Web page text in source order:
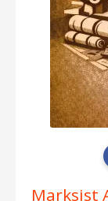
Marksist